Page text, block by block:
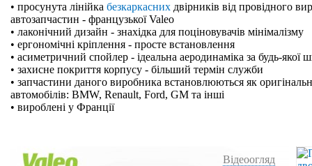
• просунута лінійка безкаркасних двірників від провідного
автозапчастин - французької Valeo
• лаконічний дизайн - знахідка для поціновувачів мінімалізму
• ергономічні кріплення - просте встановлення
• асиметричний спойлер - ідеальна аеродинаміка за будь-якої
• захисне покриття корпусу - більший термін служби
• запчастини даного виробника встановлюються як
автомобілів: BMW, Renault, Ford, GM та інші
• вироблені у Франції
Відеоогляд